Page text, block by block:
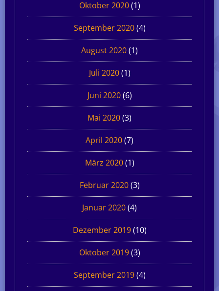
Oktober 2020(1)
September 2020(4)
August 2020(1)
Juli 2020(1)
Juni 2020(6)
Mai 2020(3)
April 2020(7)
März 2020(1)
Februar 2020(3)
Januar 2020(4)
Dezember 2019(10)
Oktober 2019(3)
September 2019(4)